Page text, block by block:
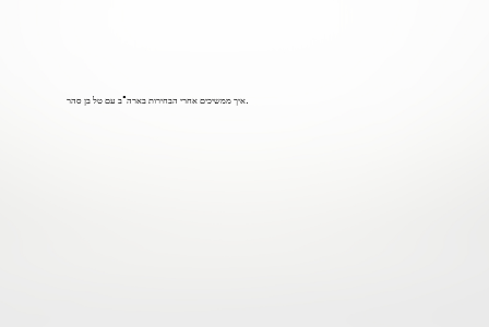
איך ממשיכים אחרי הבחירות בארה"ב עם טל בן סהר.